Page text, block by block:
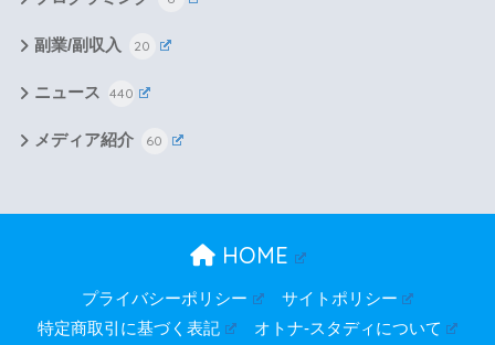
副業/副収入 20
ニュース 440
メディア紹介 60
HOME
プライバシーポリシー
サイトポリシー
特定商取引に基づく表記
オトナ-スタディについて